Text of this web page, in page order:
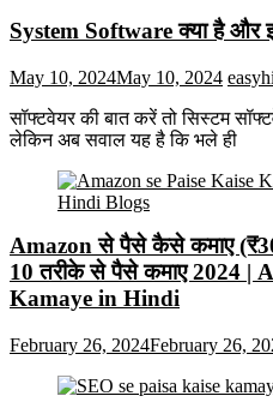
System Software क्या है और
May 10, 2024May 10, 2024
सॉफ्टवेयर की बात करें तो सिस्टम
लेकिन अब सवाल यह है कि भले ही
Amazon से पैसे कैसे कमाए
10 तरीके से पैसे कमाए 2024 |
Kamaye in Hindi
February 26, 2024February 26,